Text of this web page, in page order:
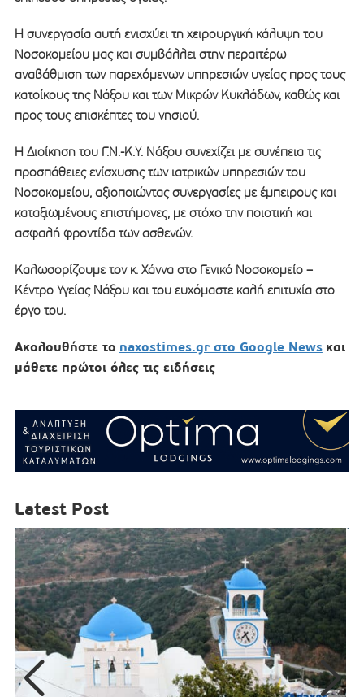
Η συνεργασία αυτή ενισχύει τη χειρουργική κάλυψη του
Νοσοκομείου μας και συμβάλλει στην περαιτέρω
αναβάθμιση των παρεχόμενων υπηρεσιών υγείας προς τους
κατοίκους της Νάξου και των Μικρών Κυκλάδων, καθώς και
προς τους επισκέπτες του νησιού.
Η Διοίκηση του Γ.Ν.-Κ.Υ. Νάξου συνεχίζει με συνέπεια τις
προσπάθειες ενίσχυσης των ιατρικών υπηρεσιών του
Νοσοκομείου, αξιοποιώντας συνεργασίες με έμπειρους και
καταξιωμένους επιστήμονες, με στόχο την ποιοτική και
ασφαλή φροντίδα των ασθενών.
Καλωσορίζουμε τον κ. Χάννα στο Γενικό Νοσοκομείο –
Κέντρο Υγείας Νάξου και του ευχόμαστε καλή επιτυχία στο
έργο του.
Ακολουθήστε το naxostimes.gr στο Google News και
μάθετε πρώτοι όλες τις ειδήσεις
Latest Post